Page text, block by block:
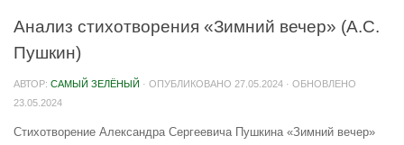
Анализ стихотворения «Зимний вечер» (А.С.
Пушкин)
АВТОР: САМЫЙ ЗЕЛЁНЫЙ · ОПУБЛИКОВАНО 27.05.2024 · ОБНОВЛЕНО
23.05.2024
Стихотворение Александра Сергеевича Пушкина «Зимний вечер»